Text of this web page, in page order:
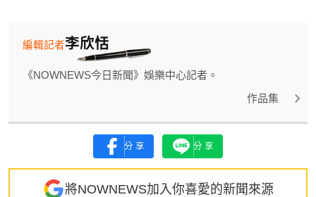
李欣恬
編輯記者
《NOWNEWS今日新聞》娛樂中心記者。
作品集
分享 分享
將NOWNEWS加入你喜愛的新聞來源